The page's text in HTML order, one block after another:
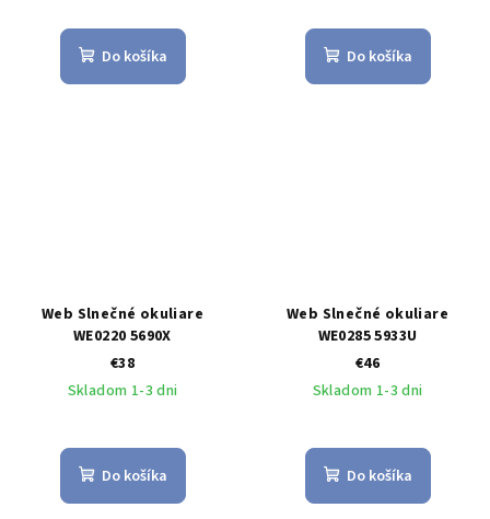
Do košíka Do košíka
Web Slnečné okuliare
WE0220 5690X
€38
Skladom 1-3 dni
Do košíka
Web Slnečné okuliare
WE0285 5933U
€46
Skladom 1-3 dni
Do košíka